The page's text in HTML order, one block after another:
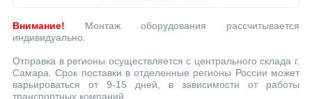
Внимание! Монтаж оборудования рассчитывается
индивидуально.
Отправка в регионы осуществляется с центрального склада г.
Самара. Срок поставки в отделенные регионы России может
варьироваться от 9-15 дней, в зависимости от работы
транспортных компаний.